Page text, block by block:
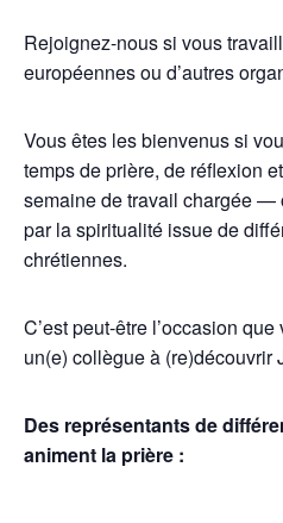
Rejoignez-nous si vous
européennes ou d’autres
Vous êtes les bienvenus si
temps de prière, de réflexion
semaine de travail chargée —
par la spiritualité issue de
chrétiennes.
C’est peut-être l’occasion
un(e) collègue à (re)découvrir
Des représentants de
animent la prière :